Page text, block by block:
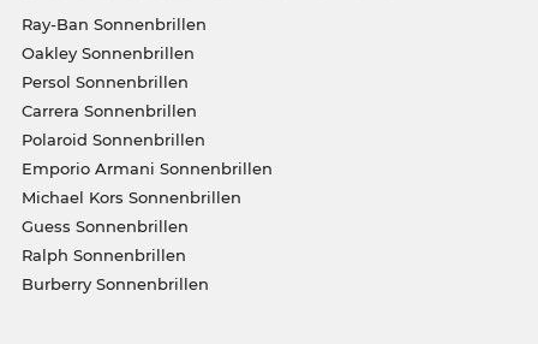
Ray-Ban Sonnenbrillen
Oakley Sonnenbrillen
Persol Sonnenbrillen
Carrera Sonnenbrillen
Polaroid Sonnenbrillen
Emporio Armani Sonnenbrillen
Michael Kors Sonnenbrillen
Guess Sonnenbrillen
Ralph Sonnenbrillen
Burberry Sonnenbrillen